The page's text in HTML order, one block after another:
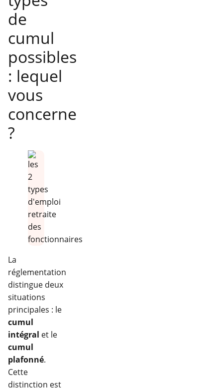
de
cumul
possibles
: lequel
vous
concerne
?
La
réglementation
distingue deux
situations
principales : le
cumul
intégral et le
cumul
plafonné.
Cette
distinction est